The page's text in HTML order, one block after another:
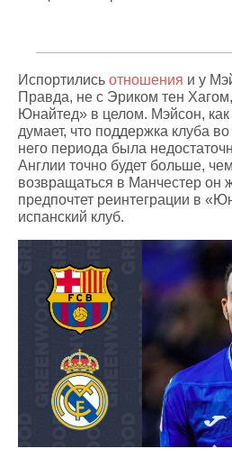
Испортились отношения и у
Правда, не с Эриком тен
Юнайтед» в целом. Мэйсон, как
думает, что поддержка клуба
него периода была
Англии точно будет больше,
возвращаться в Манчестер он
предпочтет реинтеграции в
испанский клуб.